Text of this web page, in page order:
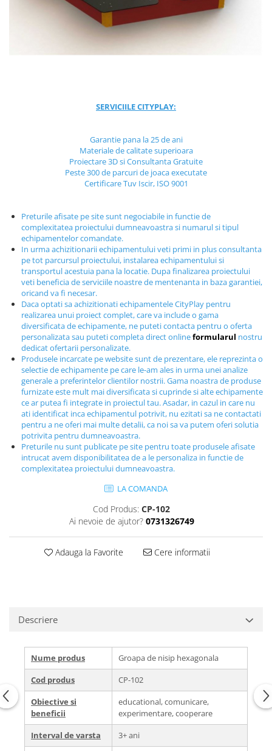
Echipamente de catarat
Ciclism
Street Workout
Terenuri Multisport
Trasee Ninja
Echipamente fitness
Mese de jocuri
MOBILIER URBAN
Garduri/Imprejmuiri
Cosuri de gunoi
Panouri pentru informare/Marcaje
Foisoare si pergole
Rastel Biciclete
Banci
SERVICIILE CITYPLAY:
Garantie pana la 25 de ani
Materiale de calitate superioara
Proiectare 3D si Consultanta Gratuite
Peste 300 de parcuri de joaca executate
Certificare Tuv Iscir, ISO 9001
Preturile afisate pe site sunt negociabile in functie de
complexitatea proiectului dumneavoastra si numarul si tipul
echipamentelor comandate.
In urma achizitionarii echipamentului veti primi in plus consultanta
pe tot parcursul proiectului, instalarea echipamentului si
transportul acestuia pana la locatie. Dupa finalizarea proiectului
veti beneficia de serviciile noastre de mentenanta in baza garantiei,
oricand va fi necesar.
Daca optati sa achizitionati echipamentele CityPlay pentru
realizarea unui proiect complet, care va include o gama
diversificata de echipamente, ne puteti contacta pentru o oferta
personalizata sau puteti completa direct onlineformularul nostru
dedicat ofertarii personalizate.
Produsele incarcate pe website sunt de prezentare, ele reprezinta o
selectie de echipamente pe care le-am ales in urma unei analize
generale a preferintelor clientilor nostrii. Gama noastra de produse
furnizate este mult mai diversificata si cuprinde si alte echipamente
ce ar putea fi integrate in proiectul tau. Asadar, in cazul in care nu
ati identificat inca echipamentul potrivit, nu ezitati sa ne contactati
pentru a ne oferi mai multe detalii, ca noi sa va putem oferi solutia
potrivita pentru dumneavoastra.
Preturile nu sunt publicate pe site pentru toate produsele afisate
intrucat avem disponibilitatea de a le personaliza in functie de
complexitatea proiectului dumneavoastra.
LA COMANDA
Cod Produs: CP-102
Ai nevoie de ajutor? 0731326749
Adauga la Favorite Cere informatii
Descriere
Nume produs
Groapa de nisip hexagonala
Cod produs
CP-102
Obiective si
beneficii
educational, comunicare,
experimentare, cooperare
Interval de varsta
3+ ani